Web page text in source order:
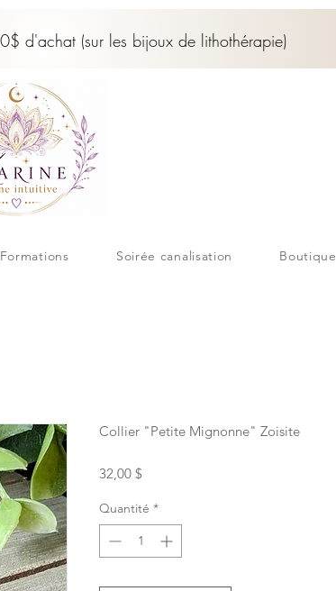
d'achat (sur les bijoux de lithothérapie)
Formations Soirée canalisation Boutique
Collier "Petite Mignonne" Zoisite
32,00 $
Quantité *